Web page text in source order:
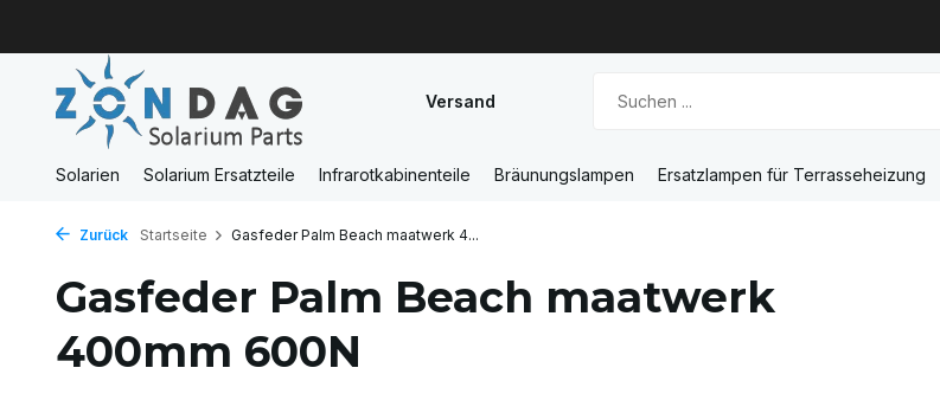
Versand
Solarien Solarium Ersatzteile Infrarotkabinenteile Bräunungslampen Ersatzlampen für Terrasseheizung
Zurück Startseite Gasfeder Palm Beach maatwerk 4...
Gasfeder Palm Beach maatwerk
400mm 600N